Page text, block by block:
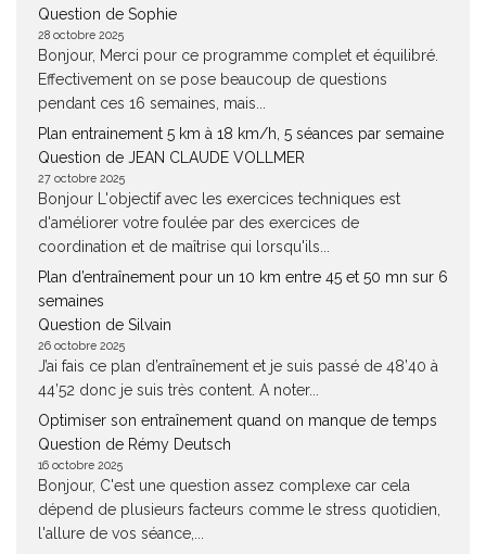
Question de Sophie
28 octobre 2025
Bonjour, Merci pour ce programme complet et équilibré.
Effectivement on se pose beaucoup de questions
pendant ces 16 semaines, mais...
Plan entrainement 5 km à 18 km/h, 5 séances par semaine
Question de JEAN CLAUDE VOLLMER
27 octobre 2025
Bonjour L'objectif avec les exercices techniques est
d'améliorer votre foulée par des exercices de
coordination et de maîtrise qui lorsqu'ils...
Plan d’entraînement pour un 10 km entre 45 et 50 mn sur 6
semaines
Question de Silvain
26 octobre 2025
J’ai fais ce plan d’entraînement et je suis passé de 48’40 à
44’52 donc je suis très content. A noter...
Optimiser son entraînement quand on manque de temps
Question de Rémy Deutsch
16 octobre 2025
Bonjour, C'est une question assez complexe car cela
dépend de plusieurs facteurs comme le stress quotidien,
l'allure de vos séance,...